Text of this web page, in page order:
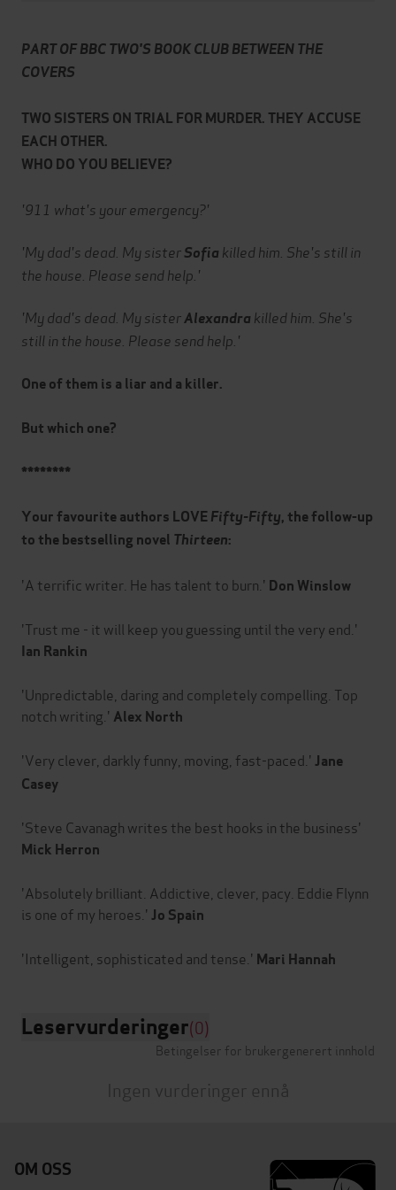
PART OF BBC TWO'S BOOK CLUB BETWEEN THE
COVERS
TWO SISTERS ON TRIAL FOR MURDER. THEY ACCUSE
EACH OTHER.
WHO DO YOU BELIEVE?
'911 what's your emergency?'
'My dad's dead. My sisterSofia killed him. She's still in
the house. Please send help.'
'My dad's dead. My sisterAlexandra killed him. She's
still in the house. Please send help.'
One of them is a liar and a killer.
But which one?
********
Your favourite authors LOVEFifty-Fifty, the follow-up
to the bestselling novel Thirteen:
'A terrific writer. He has talent to burn.' Don Winslow
'Trust me - it will keep you guessing until the very end.'
Ian Rankin
'Unpredictable, daring and completely compelling. Top
notch writing.' Alex North
'Very clever, darkly funny, moving, fast-paced.' Jane
Casey
'Steve Cavanagh writes the best hooks in the business'
Mick Herron
'Absolutely brilliant. Addictive, clever, pacy. Eddie Flynn
is one of my heroes.' Jo Spain
'Intelligent, sophisticated and tense.' Mari Hannah
Leservurderinger(0)
Betingelser for brukergenerert innhold
Ingen vurderinger ennå
OM OSS